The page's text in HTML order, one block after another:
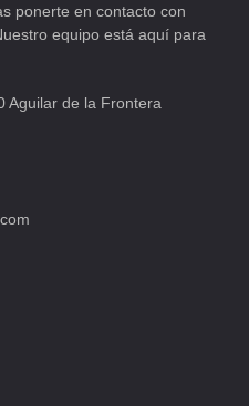
ponerte en contacto con
equipo está aquí para
Aguilar de la Frontera